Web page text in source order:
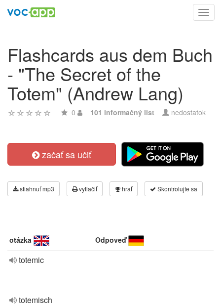
Flashcards aus dem Buch
- "The Secret of the
Totem" (Andrew Lang)
0 101 informačný list nedostatok
začať sa učiť
stiahnuť mp3 vytlačiť hrať Skontrolujte sa
otázka Odpoveď
totemic
totemisch